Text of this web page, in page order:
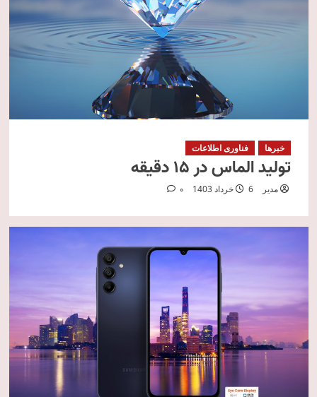
خبرها فناوری اطلاعات
تولید الماس در 15 دقیقه
مدیر 6 خرداد 1403 0